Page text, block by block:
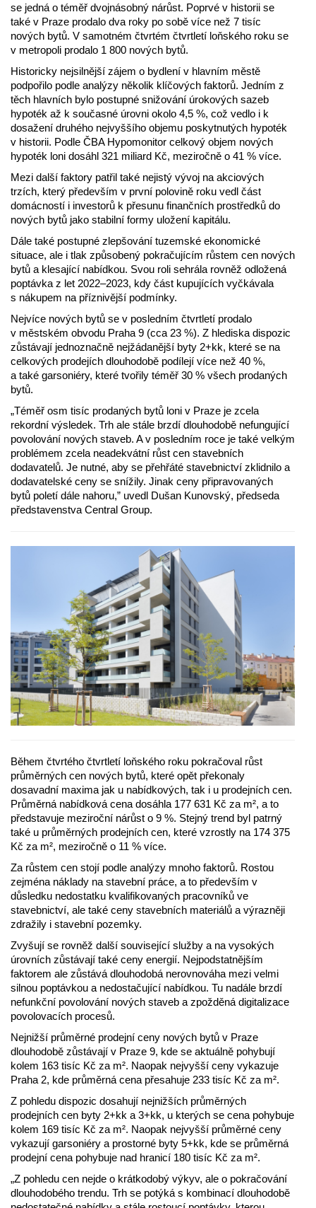
se jedná o téměř dvojnásobný nárůst. Poprvé v historii se
také v Praze prodalo dva roky po sobě více než 7 tisíc
nových bytů. V samotném čtvrtém čtvrtletí loňského roku se
v metropoli prodalo 1 800 nových bytů.
Historicky nejsilnější zájem o bydlení v hlavním městě
podpořilo podle analýzy několik klíčových faktorů. Jedním z
těch hlavních bylo postupné snižování úrokových sazeb
hypoték až k současné úrovni okolo 4,5 %, což vedlo i k
dosažení druhého nejvyššího objemu poskytnutých hypoték
v historii. Podle ČBA Hypomonitor celkový objem nových
hypoték loni dosáhl 321 miliard Kč, meziročně o 41 % více.
Mezi další faktory patřil také nejistý vývoj na akciových
trzích, který především v první polovině roku vedl část
domácností i investorů k přesunu finančních prostředků do
nových bytů jako stabilní formy uložení kapitálu.
Dále také postupné zlepšování tuzemské ekonomické
situace, ale i tlak způsobený pokračujícím růstem cen nových
bytů a klesající nabídkou. Svou roli sehrála rovněž odložená
poptávka z let 2022–2023, kdy část kupujících vyčkávala
s nákupem na příznivější podmínky.
Nejvíce nových bytů se v posledním čtvrtletí prodalo
v městském obvodu Praha 9 (cca 23 %). Z hlediska dispozic
zůstávají jednoznačně nejžádanější byty 2+kk, které se na
celkových prodejích dlouhodobě podílejí více než 40 %,
a také garsoniéry, které tvořily téměř 30 % všech prodaných
bytů.
„Téměř osm tisíc prodaných bytů loni v Praze je zcela
rekordní výsledek. Trh ale stále brzdí dlouhodobě nefungující
povolování nových staveb. A v posledním roce je také velkým
problémem zcela neadekvátní růst cen stavebních
dodavatelů. Je nutné, aby se přehřáté stavebnictví zklidnilo a
dodavatelské ceny se snížily. Jinak ceny připravovaných
bytů poletí dále nahoru,” uvedl Dušan Kunovský, předseda
představenstva Central Group.
Během čtvrtého čtvrtletí loňského roku pokračoval růst
průměrných cen nových bytů, které opět překonaly
dosavadní maxima jak u nabídkových, tak i u prodejních cen.
Průměrná nabídková cena dosáhla 177 631 Kč za m², a to
představuje meziroční nárůst o 9 %. Stejný trend byl patrný
také u průměrných prodejních cen, které vzrostly na 174 375
Kč za m², meziročně o 11 % více.
Za růstem cen stojí podle analýzy mnoho faktorů. Rostou
zejména náklady na stavební práce, a to především v
důsledku nedostatku kvalifikovaných pracovníků ve
stavebnictví, ale také ceny stavebních materiálů a výrazněji
zdražily i stavební pozemky.
Zvyšují se rovněž další související služby a na vysokých
úrovních zůstávají také ceny energií. Nejpodstatnějším
faktorem ale zůstává dlouhodobá nerovnováha mezi velmi
silnou poptávkou a nedostačující nabídkou. Tu nadále brzdí
nefunkční povolování nových staveb a zpožděná digitalizace
povolovacích procesů.
Nejnižší průměrné prodejní ceny nových bytů v Praze
dlouhodobě zůstávají v Praze 9, kde se aktuálně pohybují
kolem 163 tisíc Kč za m². Naopak nejvyšší ceny vykazuje
Praha 2, kde průměrná cena přesahuje 233 tisíc Kč za m².
Z pohledu dispozic dosahují nejnižších průměrných
prodejních cen byty 2+kk a 3+kk, u kterých se cena pohybuje
kolem 169 tisíc Kč za m². Naopak nejvyšší průměrné ceny
vykazují garsoniéry a prostorné byty 5+kk, kde se průměrná
prodejní cena pohybuje nad hranicí 180 tisíc Kč za m².
„Z pohledu cen nejde o krátkodobý výkyv, ale o pokračování
dlouhodobého trendu. Trh se potýká s kombinací dlouhodobě